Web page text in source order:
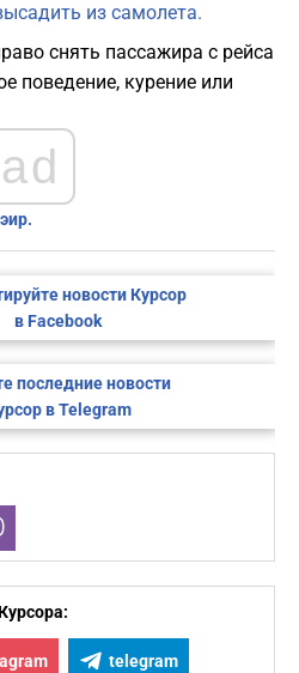
из самолета.
снять пассажира с рейса
поведение, курение или
ad
новости Курсор
в Facebook
последние новости
в Telegram
telegram